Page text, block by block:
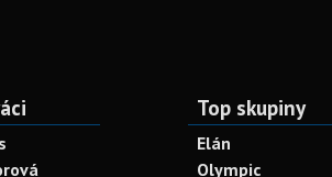
Top skupiny
Elán
Olympic